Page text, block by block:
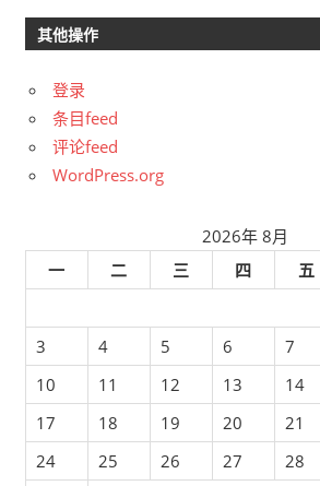
其他操作
登录
条目feed
评论feed
WordPress.org
2026年 8月
一
二 三 四 五
3
4 5 6 7
10
11 12 13 14
17
18 19 20 21
24
25 26 27 28